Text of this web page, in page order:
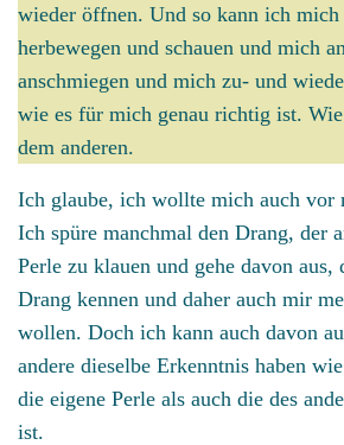
wieder öffnen. Und so kann ich
herbewegen und schauen und mich
anschmiegen und mich zu- und
wie es für mich genau richtig ist.
dem anderen.
Ich glaube, ich wollte mich auch vor
Ich spüre manchmal den Drang, der
Perle zu klauen und gehe davon aus,
Drang kennen und daher auch mir
wollen. Doch ich kann auch davon
andere dieselbe Erkenntnis haben
die eigene Perle als auch die des
ist.